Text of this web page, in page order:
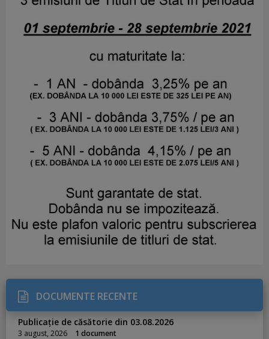
DOCUMENTE RECENTE
Publicație de căsătorie din 03.08.2026
3 august, 2026 1 document